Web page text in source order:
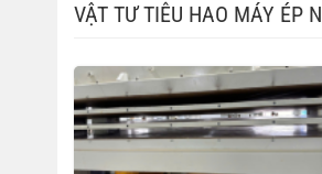
VẬT TƯ TIÊU HAO MÁY ÉP